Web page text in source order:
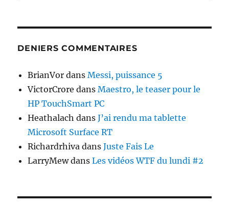
DENIERS COMMENTAIRES
BrianVor dansMessi, puissance 5
VictorCrore dansMaestro, le teaser pour le
HP TouchSmart PC
Heathalach dansJ’ai rendu ma tablette
Microsoft Surface RT
Richardrhiva dansJuste Fais Le
LarryMewdansLes vidéos WTF du lundi #2